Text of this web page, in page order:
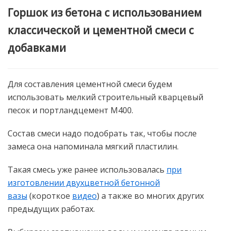
Горшок из бетона с использованием
классической и цементной смеси с
добавками
Для составления цементной смеси будем
использовать мелкий строительный кварцевый
песок и портландцемент М400.
Состав смеси надо подобрать так, чтобы после
замеса она напоминала мягкий пластилин.
Такая смесь уже ранее использовалась при
изготовлении двухцветной бетонной
вазы (короткое видео) а также во многих других
предыдущих работах.